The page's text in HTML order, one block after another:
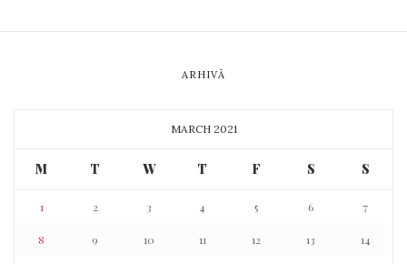
ARHIVĂ
MARCH 2021
M T W T F S S
1 2 3 4 5 6 7
8 9 10 11 12 13 14